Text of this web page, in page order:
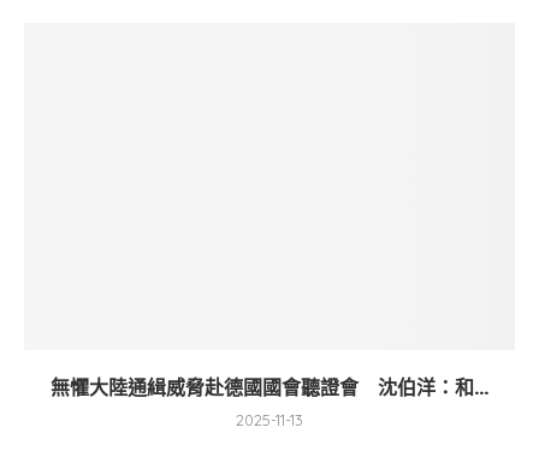
無懼大陸通緝威脅赴德國國會聽證會 沈伯洋：和...
2025-11-13